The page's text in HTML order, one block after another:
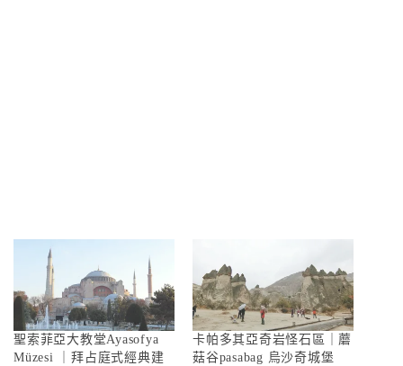
聖索菲亞大教堂Ayasofya
Müzesi ｜拜占庭式經典建
卡帕多其亞奇岩怪石區｜蘑
菇谷pasabag 烏沙奇城堡